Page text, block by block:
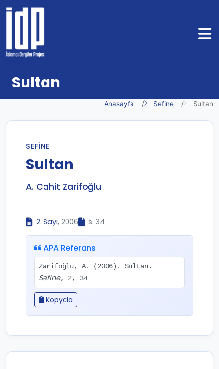
Sultan
Anasayfa Sefine Sultan
SEFINE
Sultan
A. Cahit Zarifoğlu
2. Sayı, 2006 s. 34
APA Referans
Zarifoğlu, A. (2006). Sultan.
Sefine, 2, 34
Kopyala